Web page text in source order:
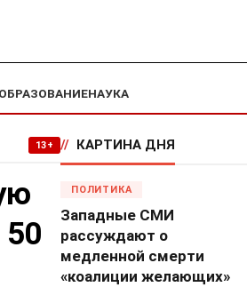
ОБРАЗОВАНИЕНАУКА
13+ // КАРТИНА ДНЯ
ПОЛИТИКА
Западные СМИ
рассуждают о
медленной смерти
«коалиции желающих»